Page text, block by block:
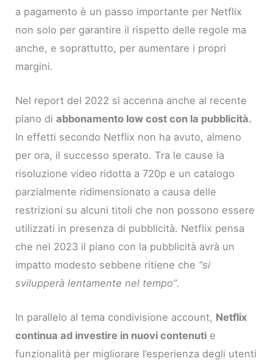
a pagamento è un passo importante per Netflix
non solo per garantire il rispetto delle regole ma
anche, e soprattutto, per aumentare i propri
margini.
Nel report del 2022 si accenna anche al recente
piano diabbonamento low cost con la pubblicità.
In effetti secondo Netflix non ha avuto, almeno
per ora, il successo sperato. Tra le cause la
risoluzione video ridotta a 720p e un catalogo
parzialmente ridimensionato a causa delle
restrizioni su alcuni titoli che non possono essere
utilizzati in presenza di pubblicità. Netflix pensa
che nel 2023 il piano con la pubblicità avrà un
impatto modesto sebbene ritiene che “si
svilupperà lentamente nel tempo”.
In parallelo al tema condivisione account, Netflix
continua ad investire in nuovi contenuti e
funzionalità per migliorare l’esperienza degli utenti